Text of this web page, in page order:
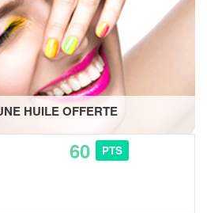
HUILE OFFERTE
60 PTS